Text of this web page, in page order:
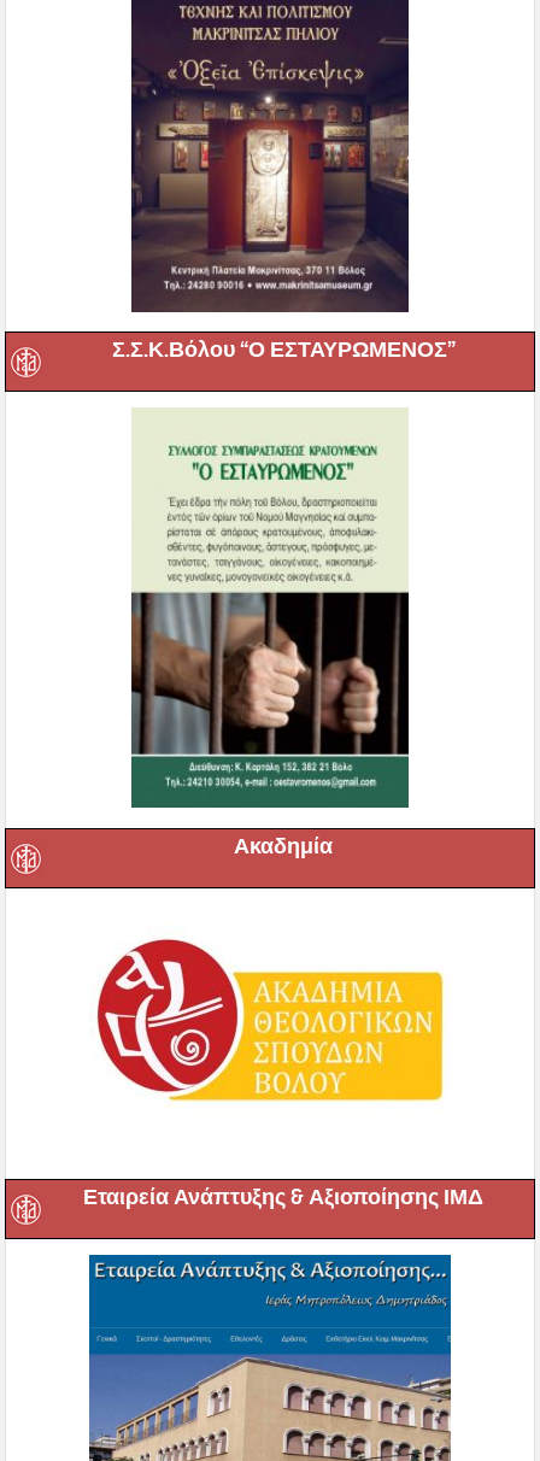
Σ.Σ.Κ.Βόλου “Ο ΕΣΤΑΥΡΩΜΕΝΟΣ”
Ακαδημία
Εταιρεία Ανάπτυξης & Αξιοποίησης ΙΜΔ